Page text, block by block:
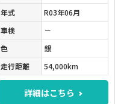
年式
R03年06月
車検
－
色
銀
走行距離
54,000km
詳細はこちら